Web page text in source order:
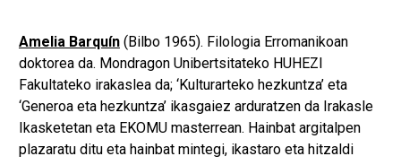
Amelia Barquín(Bilbo 1965). Filologia Erromanikoan
doktorea da. Mondragon Unibertsitateko HUHEZI
Fakultateko irakaslea da; ‘Kulturarteko hezkuntza’ eta
‘Generoa eta hezkuntza’ ikasgaiez arduratzen da Irakasle
Ikasketetan eta EKOMU masterrean. Hainbat argitalpen
plazaratu ditu eta hainbat mintegi, ikastaro eta hitzaldi